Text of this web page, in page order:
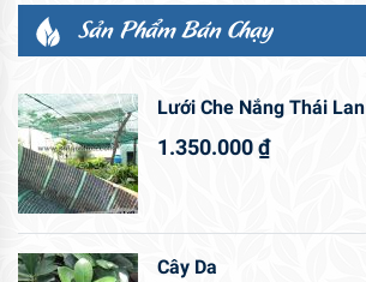
Sản Phẩm Bán Chạy
Lưới Che Nắng Thái Lan
1.350.000₫
Cây Da